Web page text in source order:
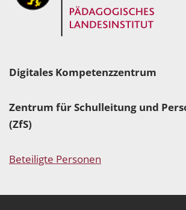
Digitales Kompetenzzentrum
Zentrum für Schulleitung und
(ZfS)
Beteiligte Personen